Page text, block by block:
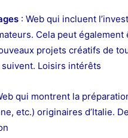
: Web qui incluent
Cela peut
projets créatifs de
Loisirs intérêts
qui montrent la
etc.) originaires d’Italie.